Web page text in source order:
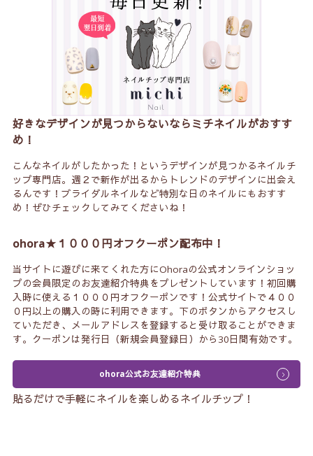
好きなデザインが見つからないならミチネイルがおすす
め！
こんなネイルがしたかった！というデザインが見つかるネイルチ
ップ専門店。週２で新作が出るからトレンドのデザインに出会え
るんです！ブライダルネイルなど特別な日のネイルにもおすす
め！ぜひチェックしてみてくださいね！
ohora★１０００円オフクーポン配布中！
当サイトに遊びに来てくれた方にOhoraの公式オンラインショッ
プの会員限定のお友達紹介特典をプレゼントしています！初回購
入時に使える１０００円オフクーポンです！公式サイトで４００
０円以上の購入の時に利用できます。下のボタンからアクセスし
ていただき、メールアドレスを登録すると受け取ることができま
す。クーポンは発行日（新規会員登録日）から30日間有効です。
ohora公式お友達紹介特典
貼るだけで手軽にネイルを楽しめるネイルチップ！